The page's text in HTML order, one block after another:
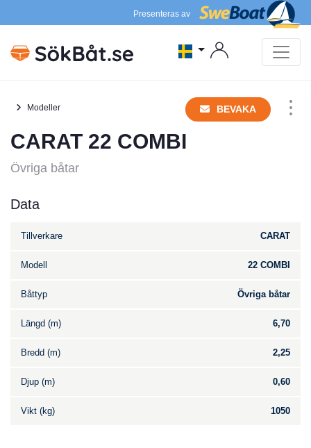
Presenteras av
Modeller BEVAKA
CARAT 22 COMBI
Övriga båtar
Data
Tillverkare CARAT
Modell 22 COMBI
Båttyp Övriga båtar
Längd (m) 6,70
Bredd (m) 2,25
Djup (m) 0,60
Vikt (kg) 1050